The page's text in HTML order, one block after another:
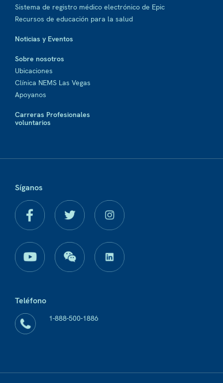
Sistema de registro médico electrónico de Epic
Recursos de educación para la salud
Noticias y Eventos
Sobre nosotros
Ubicaciones
Clínica NEMS Las Vegas
Apoyanos
Carreras Profesionales
voluntarios
Síganos
Teléfono
1-888-500-1886